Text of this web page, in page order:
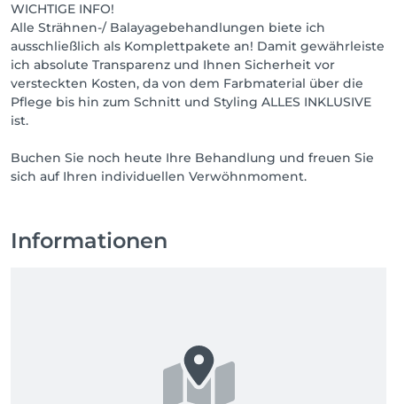
WICHTIGE INFO!
Alle Strähnen-/ Balayagebehandlungen biete ich
ausschließlich als Komplettpakete an! Damit gewährleiste
ich absolute Transparenz und Ihnen Sicherheit vor
versteckten Kosten, da von dem Farbmaterial über die
Pflege bis hin zum Schnitt und Styling ALLES INKLUSIVE
ist.
Buchen Sie noch heute Ihre Behandlung und freuen Sie
sich auf Ihren individuellen Verwöhnmoment.
Informationen